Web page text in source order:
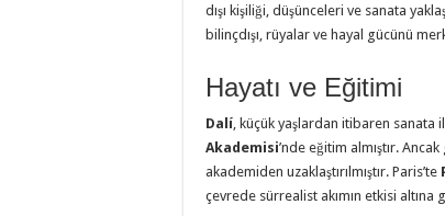
dışı kişiliği, düşünceleri ve sanata
bilinçdışı, rüyalar ve hayal gücünü
Hayatı ve Eğitimi
Dalí , küçük yaşlardan itibaren sanata
Akademisi’nde eğitim almıştır.
akademiden uzaklaştırılmıştır. Paris’te
çevrede sürrealist akımın etkisi altına